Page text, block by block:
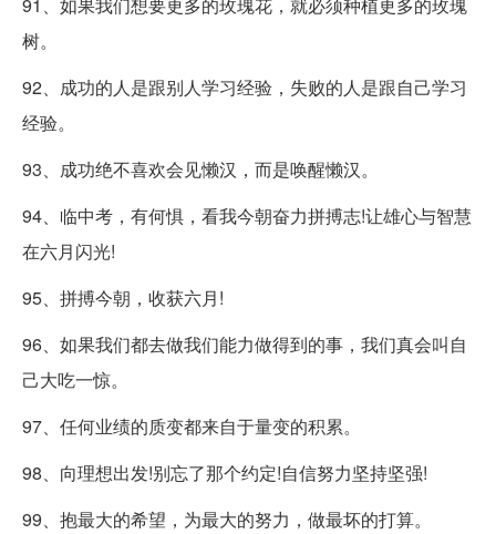
树。
92、成功的人是跟别人学习经验，失败的人是跟自己学习
经验。
93、成功绝不喜欢会见懒汉，而是唤醒懒汉。
94、临中考，有何惧，看我今朝奋力拼搏志!让雄心与智慧
在六月闪光!
95、拼搏今朝，收获六月!
96、如果我们都去做我们能力做得到的事，我们真会叫自
己大吃一惊。
97、任何业绩的质变都来自于量变的积累。
98、向理想出发!别忘了那个约定!自信努力坚持坚强!
99、抱最大的希望，为最大的努力，做最坏的打算。